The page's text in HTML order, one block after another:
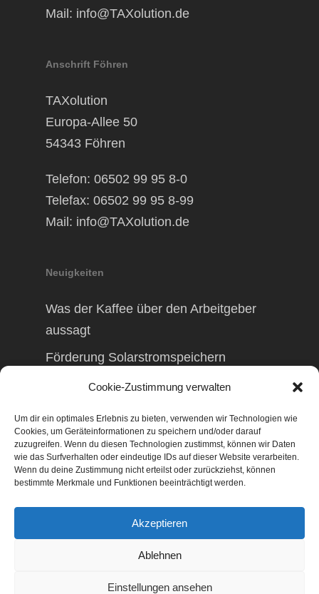
Cookie-Zustimmung verwalten
Um dir ein optimales Erlebnis zu bieten, verwenden wir Technologien wie
Cookies, um Geräteinformationen zu speichern und/oder darauf
zuzugreifen. Wenn du diesen Technologien zustimmst, können wir Daten
wie das Surfverhalten oder eindeutige IDs auf dieser Website verarbeiten.
Wenn du deine Zustimmung nicht erteilst oder zurückziehst, können
bestimmte Merkmale und Funktionen beeinträchtigt werden.
Akzeptieren
Ablehnen
Einstellungen ansehen
Mail: info@TAXolution.de
Anschrift Föhren
TAXolution
Europa-Allee 50
54343 Föhren
Telefon: 06502 99 95 8-0
Telefax: 06502 99 95 8-99
Mail: info@TAXolution.de
Neuigkeiten
Was der Kaffee über den Arbeitgeber
aussagt
Förderung Solarstromspeichern
Förderung Balkonkraftwerk
© 2026 TAXolution – Beratung,
Lohnabrechnungen, Erfassung lfd.
Lohnabrechnung, Betriebswirtschaftliche
Beratung, Finanzierungsberatung,
Gestaltungsberatung,
Existenzgründungsberatung, Marketing,